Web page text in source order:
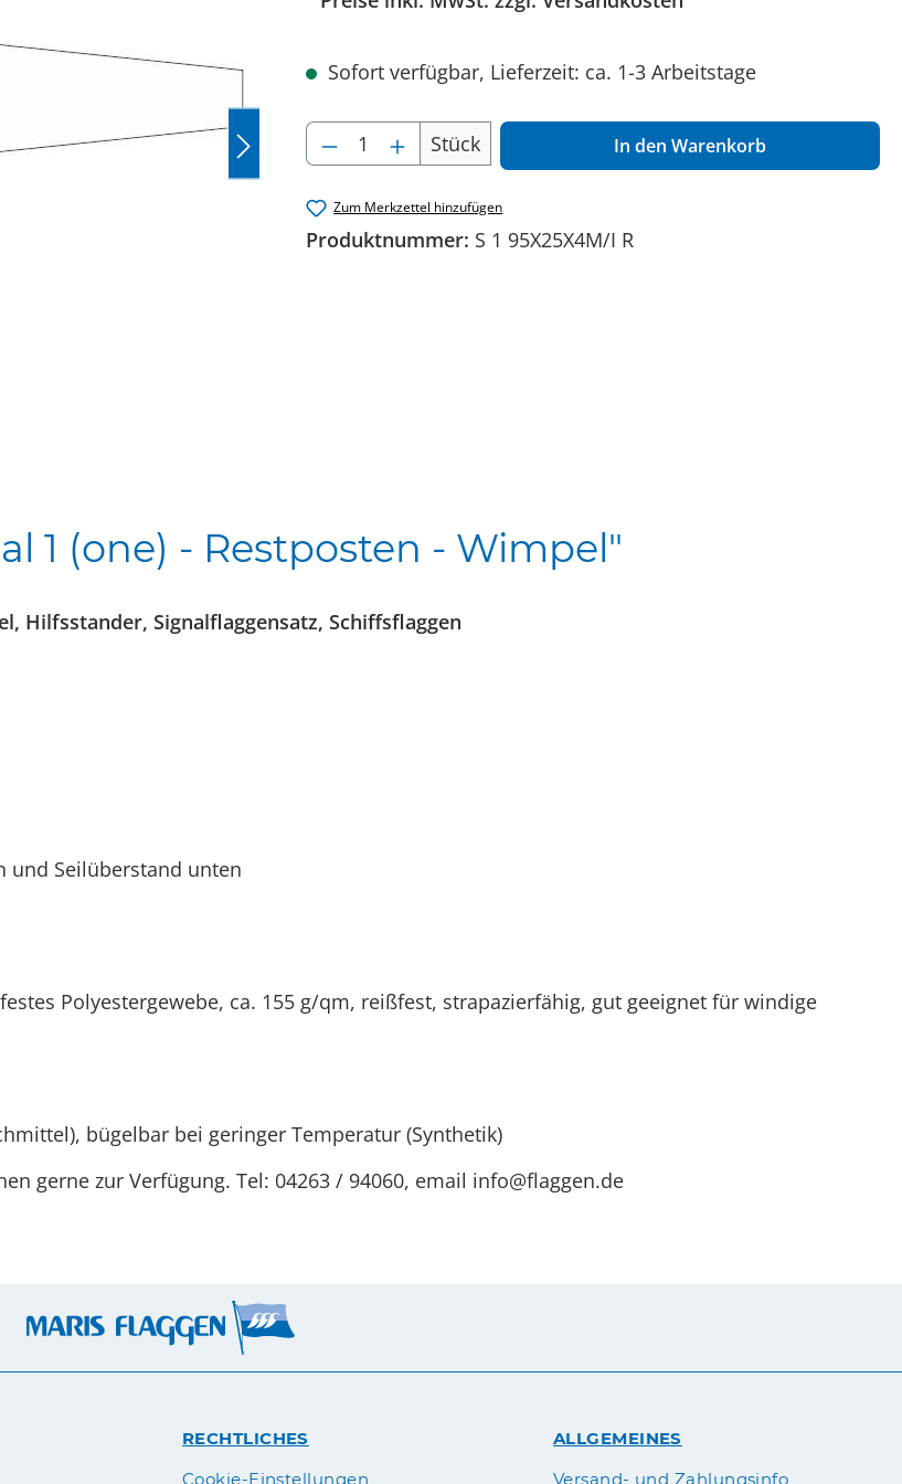
Sofort verfügbar, Lieferzeit: ca. 1-3 Arbeitstage
Produkt Anzahl: Gib den gewünschten Wert
Stück In den Warenkorb
Zum Merkzettel hinzufügen
Produktnummer: S 1 95X25X4M/I R
1 (one) - Restposten - Wimpel"
Hilfsstander, Signalflaggensatz, Schiffsflaggen
und Seilüberstand unten
Polyestergewebe, ca. 155 g/qm, reißfest, strapazierfähig, gut geeignet für windige
bügelbar bei geringer Temperatur (Synthetik)
gerne zur Verfügung. Tel: 04263 / 94060, email info@flaggen.de
RECHTLICHES
Cookie-Einstellungen
ALLGEMEINES
Versand- und Zahlungsinfo